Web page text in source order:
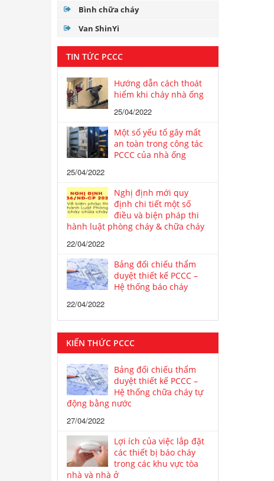
Bình chữa cháy
Van ShinYi
TIN TỨC PCCC
Hướng dẫn cách thoát
hiểm khi cháy nhà ống
25/04/2022
Một số yếu tố gây mất
an toàn trong công tác
PCCC của nhà ống
25/04/2022
Nghị định mới quy
định chi tiết một số
điều và biện pháp thi
hành luật phòng cháy & chữa cháy
22/04/2022
Bảng đối chiếu thẩm
duyệt thiết kế PCCC –
Hệ thống báo cháy
22/04/2022
KIẾN THỨC PCCC
Bảng đối chiếu thẩm
duyệt thiết kế PCCC –
Hệ thống chữa cháy tự
động bằng nước
27/04/2022
Lợi ích của việc lắp đặt
các thiết bị báo cháy
trong các khu vực tòa
nhà và nhà ở